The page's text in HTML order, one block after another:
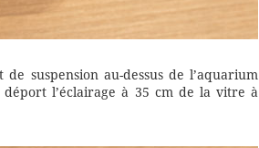
suspension au-dessus de l’aquarium
l’éclairage à 35 cm de la vitre à